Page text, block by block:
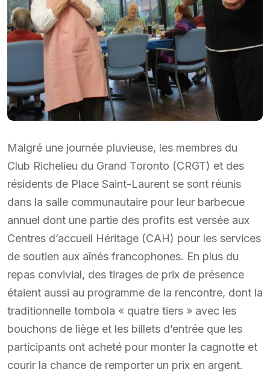
Malgré une journée pluvieuse, les membres du
Club Richelieu du Grand Toronto (CRGT) et des
résidents de Place Saint-Laurent se sont réunis
dans la salle communautaire pour leur barbecue
annuel dont une partie des profits est versée aux
Centres d’accueil Héritage (CAH) pour les services
de soutien aux aînés francophones. En plus du
repas convivial, des tirages de prix de présence
étaient aussi au programme de la rencontre, dont la
traditionnelle tombola « quatre tiers » avec les
bouchons de liège et les billets d’entrée que les
participants ont acheté pour monter la cagnotte et
courir la chance de remporter un prix en argent.